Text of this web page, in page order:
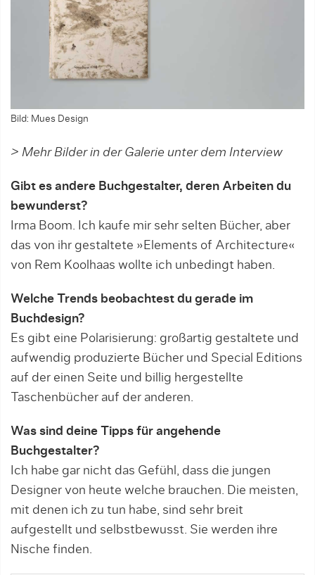
Bild: Mues Design
> Mehr Bilder in der Galerie unter dem Interview
Gibt es andere Buchgestalter, deren Arbeiten du
bewunderst?
Irma Boom. Ich kaufe mir sehr selten Bücher, aber
das von ihr gestaltete »Elements of Architecture«
von Rem Koolhaas wollte ich unbedingt haben.
Welche Trends beobachtest du gerade im
Buchdesign?
Es gibt eine Polarisierung: großartig gestaltete und
aufwendig produzierte Bücher und Special Editions
auf der einen Seite und billig hergestellte
Taschenbücher auf der anderen.
Was sind deine Tipps für angehende
Buchgestalter?
Ich habe gar nicht das Gefühl, dass die jungen
Designer von heute welche brauchen. Die meisten,
mit denen ich zu tun habe, sind sehr breit
aufgestellt und selbstbewusst. Sie werden ihre
Nische finden.